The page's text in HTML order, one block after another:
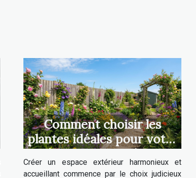
Comment choisir les
plantes idéales pour votre
aménagement extérieur ?
Créer un espace extérieur harmonieux et
accueillant commence par le choix judicieux